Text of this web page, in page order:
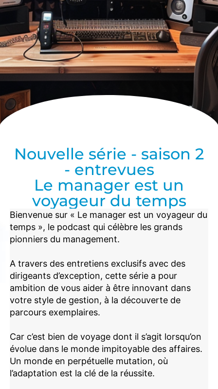
Nouvelle série - saison 2
- entrevues
Le manager est un
voyageur du temps
Bienvenue sur « Le manager est un voyageur du
temps », le podcast qui célèbre les grands
pionniers du management.
A travers des entretiens exclusifs avec des
dirigeants d’exception, cette série a pour
ambition de vous aider à être innovant dans
votre style de gestion, à la découverte de
parcours exemplaires.
Car c’est bien de voyage dont il s’agit lorsqu’on
évolue dans le monde impitoyable des affaires.
Un monde en perpétuelle mutation, où
l’adaptation est la clé de la réussite.